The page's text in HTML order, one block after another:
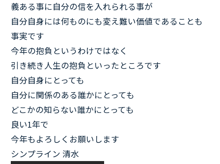
義ある事に自分の信を入れられる事が
自分自身には何ものにも変え難い価値であることも
事実です
今年の抱負というわけではなく
引き続き人生の抱負といったところです
自分自身にとっても
自分に関係のある誰かにとっても
どこかの知らない誰かにとっても
良い1年で
今年もよろしくお願いします
シンプライン 清水